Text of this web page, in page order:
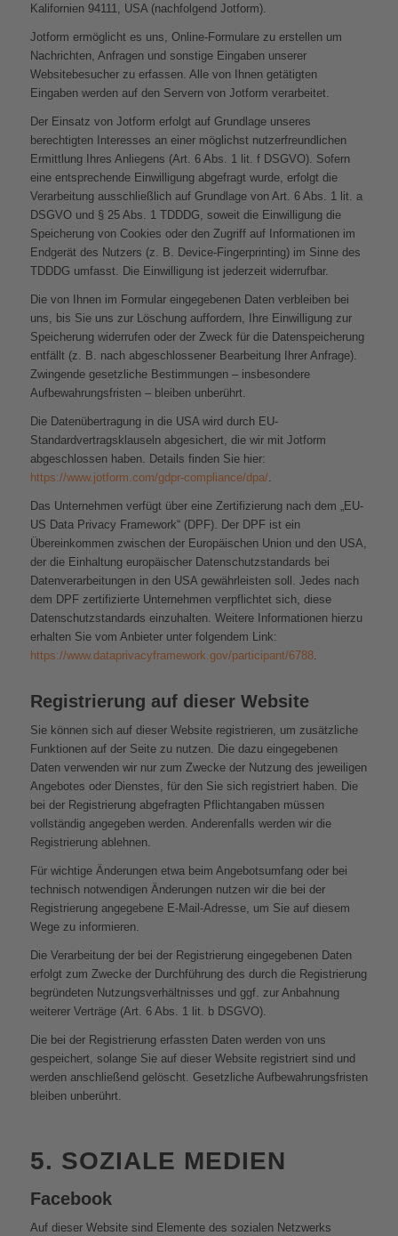
Kalifornien 94111, USA (nachfolgend Jotform).
Jotform ermöglicht es uns, Online-Formulare zu erstellen um
Nachrichten, Anfragen und sonstige Eingaben unserer
Websitebesucher zu erfassen. Alle von Ihnen getätigten
Eingaben werden auf den Servern von Jotform verarbeitet.
Der Einsatz von Jotform erfolgt auf Grundlage unseres
berechtigten Interesses an einer möglichst nutzerfreundlichen
Ermittlung Ihres Anliegens (Art. 6 Abs. 1 lit. f DSGVO). Sofern
eine entsprechende Einwilligung abgefragt wurde, erfolgt die
Verarbeitung ausschließlich auf Grundlage von Art. 6 Abs. 1 lit. a
DSGVO und § 25 Abs. 1 TDDDG, soweit die Einwilligung die
Speicherung von Cookies oder den Zugriff auf Informationen im
Endgerät des Nutzers (z. B. Device-Fingerprinting) im Sinne des
TDDDG umfasst. Die Einwilligung ist jederzeit widerrufbar.
Die von Ihnen im Formular eingegebenen Daten verbleiben bei
uns, bis Sie uns zur Löschung auffordern, Ihre Einwilligung zur
Speicherung widerrufen oder der Zweck für die Datenspeicherung
entfällt (z. B. nach abgeschlossener Bearbeitung Ihrer Anfrage).
Zwingende gesetzliche Bestimmungen – insbesondere
Aufbewahrungsfristen – bleiben unberührt.
Die Datenübertragung in die USA wird durch EU-
Standardvertragsklauseln abgesichert, die wir mit Jotform
abgeschlossen haben. Details finden Sie hier:
https://www.jotform.com/gdpr-compliance/dpa/.
Das Unternehmen verfügt über eine Zertifizierung nach dem „EU-
US Data Privacy Framework“ (DPF). Der DPF ist ein
Übereinkommen zwischen der Europäischen Union und den USA,
der die Einhaltung europäischer Datenschutzstandards bei
Datenverarbeitungen in den USA gewährleisten soll. Jedes nach
dem DPF zertifizierte Unternehmen verpflichtet sich, diese
Datenschutzstandards einzuhalten. Weitere Informationen hierzu
erhalten Sie vom Anbieter unter folgendem Link:
https://www.dataprivacyframework.gov/participant/6788.
Registrierung auf dieser Website
Sie können sich auf dieser Website registrieren, um zusätzliche
Funktionen auf der Seite zu nutzen. Die dazu eingegebenen
Daten verwenden wir nur zum Zwecke der Nutzung des jeweiligen
Angebotes oder Dienstes, für den Sie sich registriert haben. Die
bei der Registrierung abgefragten Pflichtangaben müssen
vollständig angegeben werden. Anderenfalls werden wir die
Registrierung ablehnen.
Für wichtige Änderungen etwa beim Angebotsumfang oder bei
technisch notwendigen Änderungen nutzen wir die bei der
Registrierung angegebene E-Mail-Adresse, um Sie auf diesem
Wege zu informieren.
Die Verarbeitung der bei der Registrierung eingegebenen Daten
erfolgt zum Zwecke der Durchführung des durch die Registrierung
begründeten Nutzungsverhältnisses und ggf. zur Anbahnung
weiterer Verträge (Art. 6 Abs. 1 lit. b DSGVO).
Die bei der Registrierung erfassten Daten werden von uns
gespeichert, solange Sie auf dieser Website registriert sind und
werden anschließend gelöscht. Gesetzliche Aufbewahrungsfristen
bleiben unberührt.
5. SOZIALE MEDIEN
Facebook
Auf dieser Website sind Elemente des sozialen Netzwerks